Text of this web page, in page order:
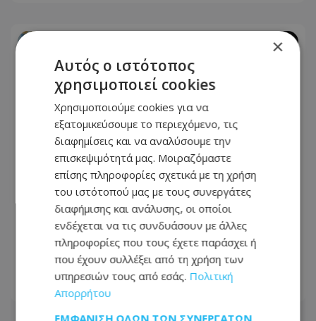
30 χρόνια αναμονής – Η υπόσχεση του
Προεδρου Χριστοδουλίδη για τους
δολοφόνους Ισαάκ και Σολωμού
08.08.2026 - 21:08
×
Αυτός ο ιστότοπος
χρησιμοποιεί cookies
Χρησιμοποιούμε cookies για να
εξατομικεύσουμε το περιεχόμενο, τις
διαφημίσεις και να αναλύσουμε την
επισκεψιμότητά μας. Μοιραζόμαστε
επίσης πληροφορίες σχετικά με τη χρήση
του ιστότοπού μας με τους συνεργάτες
διαφήμισης και ανάλυσης, οι οποίοι
ενδέχεται να τις συνδυάσουν με άλλες
πληροφορίες που τους έχετε παράσχει ή
που έχουν συλλέξει από τη χρήση των
υπηρεσιών τους από εσάς. Πολιτική
Απορρήτου
ΕΜΦΆΝΙΣΗ ΌΛΩΝ ΤΩΝ ΣΥΝΕΡΓΑΤΏΝ